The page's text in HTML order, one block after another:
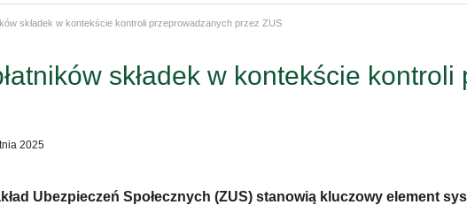
składek w kontekście kontroli przeprowadzanych przez ZUS
składek w kontekście
2025
Ubezpieczeń Społecznych (ZUS) stanowią kluczowy element